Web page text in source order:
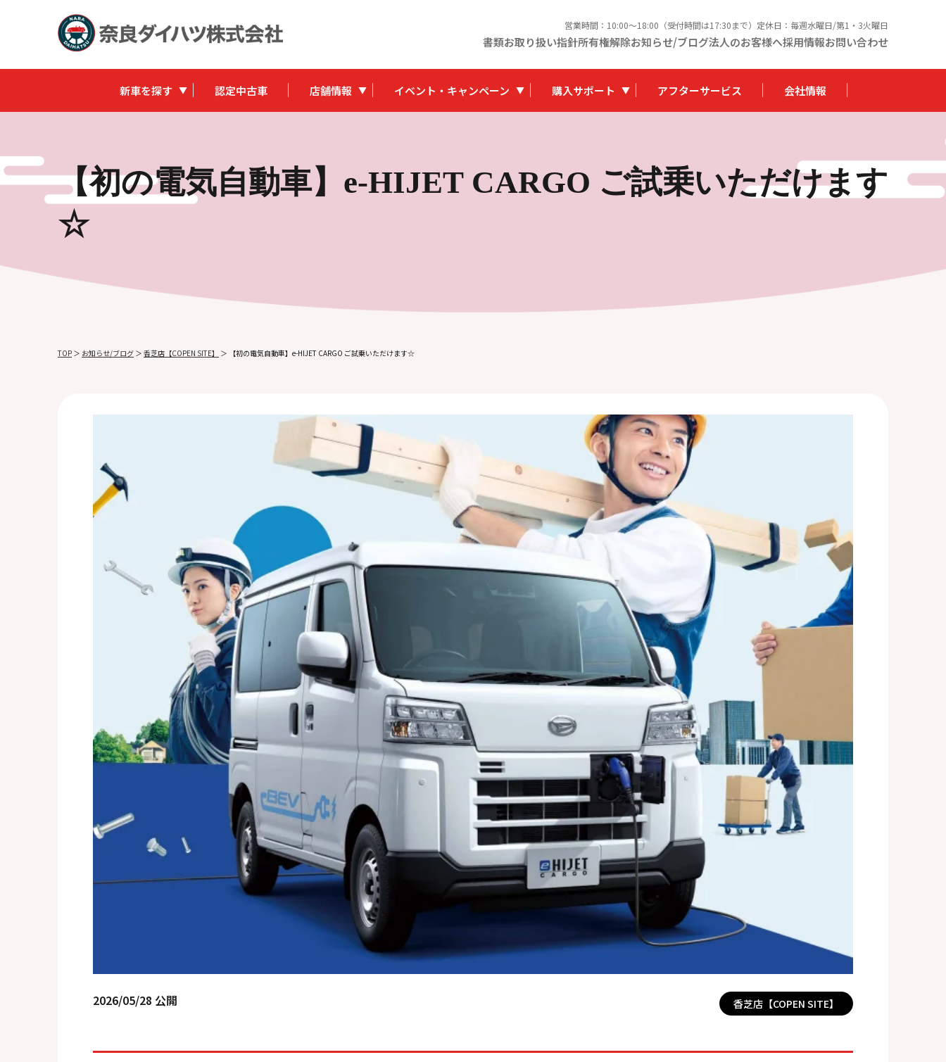
営業時間：10:00〜18:00（受付時間は17:30まで）定休日：毎週水曜日/第1・3火曜日
書類お取り扱い指針所有権解除お知らせ/ブログ法人のお客様へ採用情報お問い合わせ
新車を探す 認定中古車 店舗情報 イベント・キャンペーン 購入サポート アフターサービス 会社情報
【初の電気自動車】e-HIJET CARGO ご試乗いただけます
☆
TOP ＞ お知らせ/ブログ ＞ 香芝店【COPEN SITE】 ＞ 【初の電気自動車】e-HIJET CARGO ご試乗いただけます☆
2026/05/28 公開 香芝店【COPEN SITE】